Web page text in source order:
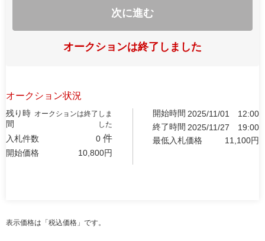
次に進む
オークションは終了しました
オークション状況
残り時
間
オークションは終了しま
した
入札件数 0 件
開始価格 10,800円
開始時間 2025/11/01
12:00
終了時間 2025/11/27
19:00
最低入札価格
11,100円
表示価格は「税込価格」です。